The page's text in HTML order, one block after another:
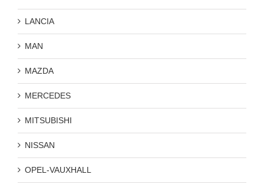
LANCIA
MAN
MAZDA
MERCEDES
MITSUBISHI
NISSAN
OPEL-VAUXHALL